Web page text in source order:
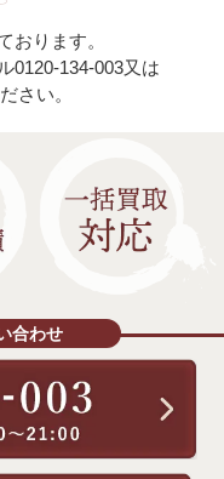
おります。
0120-134-003又は
さい。
合わせ